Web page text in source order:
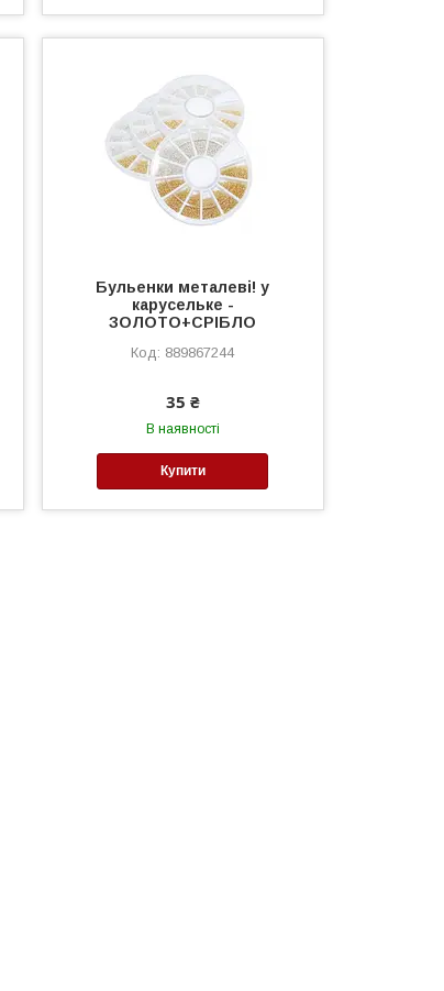
Бульенки металеві! у
карусельке -
ЗОЛОТО+СРІБЛО
889867244
35 ₴
В наявності
Купити